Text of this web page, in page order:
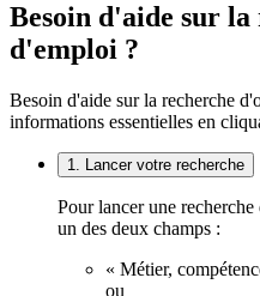
Besoin d'aide sur
d'emploi ?
Besoin d'aide sur la recherche
informations essentielles en
1. Lancer votre recherche
Pour lancer une
un des deux champs :
« Métier,
ou